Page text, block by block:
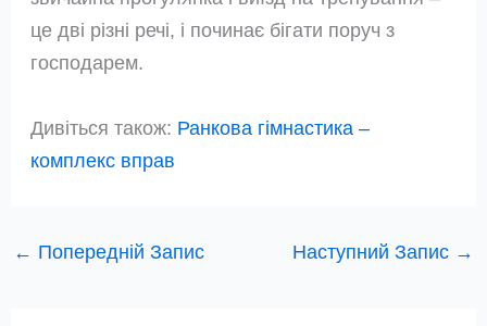
це дві різні речі, і починає бігати поруч з
господарем.
Дивіться також: Ранкова гімнастика –
комплекс вправ
← Попередній Запис Наступний Запис →